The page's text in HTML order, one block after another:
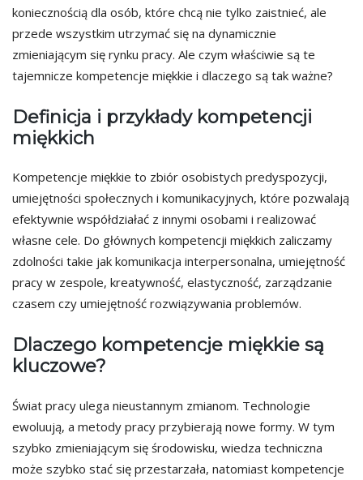
koniecznością dla osób, które chcą nie tylko zaistnieć, ale
przede wszystkim utrzymać się na dynamicznie
zmieniającym się rynku pracy. Ale czym właściwie są te
tajemnicze kompetencje miękkie i dlaczego są tak ważne?
Definicja i przykłady kompetencji
miękkich
Kompetencje miękkie to zbiór osobistych predyspozycji,
umiejętności społecznych i komunikacyjnych, które pozwalają
efektywnie współdziałać z innymi osobami i realizować
własne cele. Do głównych kompetencji miękkich zaliczamy
zdolności takie jak komunikacja interpersonalna, umiejętność
pracy w zespole, kreatywność, elastyczność, zarządzanie
czasem czy umiejętność rozwiązywania problemów.
Dlaczego kompetencje miękkie są
kluczowe?
Świat pracy ulega nieustannym zmianom. Technologie
ewoluują, a metody pracy przybierają nowe formy. W tym
szybko zmieniającym się środowisku, wiedza techniczna
może szybko stać się przestarzała, natomiast kompetencje